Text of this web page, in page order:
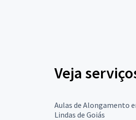
Veja
Aulas de Alongamento
Lindas de Goiás